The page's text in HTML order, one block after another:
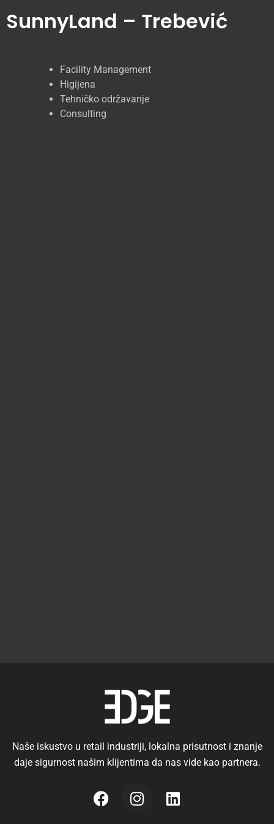
SunnyLand – Trebević
Facility Management
Higijena
Tehničko održavanje
Consulting
Naše iskustvo u retail industriji, lokalna prisutnost i znanje
daje sigurnost našim klijentima da nas vide kao partnera.